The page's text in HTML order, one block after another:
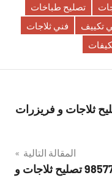
تصليح طباخات
تكييف
فني ثلاجات
العقيلة 98577272 تصليح ثلاجات و فريزرات
المقالة التالية
فني ثلاجات المنقف 98577272 تصليح ثلاجات و